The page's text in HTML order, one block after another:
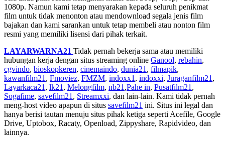
1080p. Namun kami tetap menyarakan kepada seluruh penikmat
film untuk tidak menonton atau mendownload segala jenis film
bajakan dan kami sarankan untuk tetap membeli atau nonton film
resmi yang memiliki lisensi dari pihak terkait.
LAYARWARNA21 Tidak pernah bekerja sama atau memiliki
hubungan kerja dengan situs streaming online Ganool, rebahin,
cgvindo, bioskopkeren, cinemaindo, dunia21 , filmapik,
kawanfilm21 , Fmoviez, FMZM, indoxx1 , indoxxi, Juraganfilm21 ,
Layarkaca21 , lk21 , Melongfilm, nb21 ,Pahe in, Pusatfilm21 ,
Sogafime, savefilm21 , Streamxxi, dan lain-lain. Kami tidak pernah
meng-host video apapun di situs savefilm21 ini. Situs ini legal dan
hanya berisi tautan menuju situs pihak ketiga seperti Acefile, Google
Drive, Uptobox, Racaty, Openload, Zippyshare, Rapidvideo, dan
lainnya.